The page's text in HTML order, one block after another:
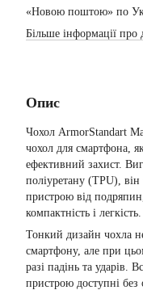
«Новою поштою» по
Більше інформації про
Опис
Чохол ArmorStandart
чохол для смартфона,
ефективний захист.
поліуретану (TPU),
пристрою від
компактність і легкість.
Тонкий дизайн чохла
смартфону, але при
разі падінь та ударів.
пристрою доступні